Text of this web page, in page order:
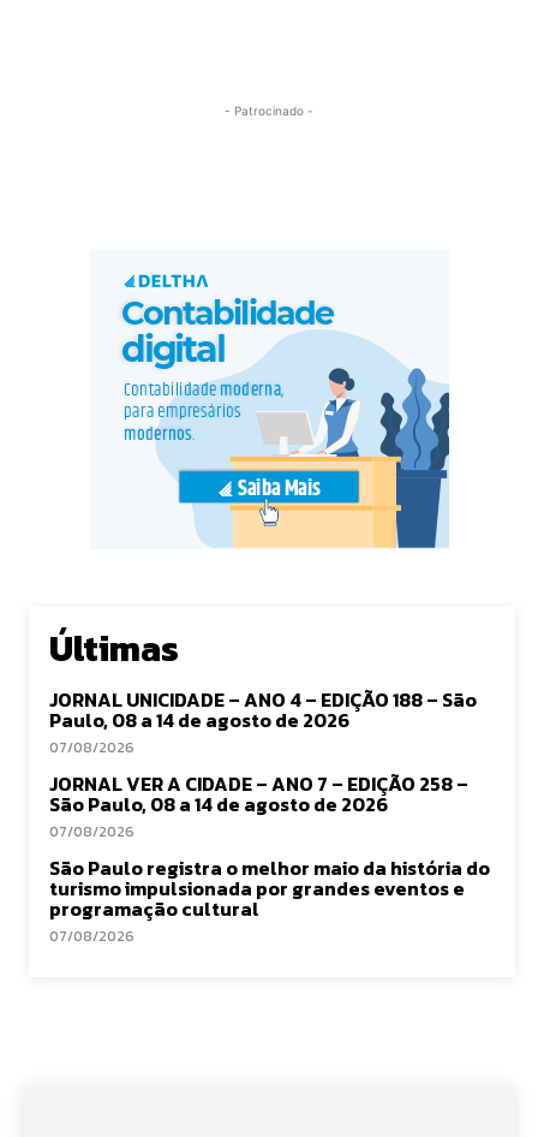
- Patrocinado -
Últimas
JORNAL UNICIDADE – ANO 4 – EDIÇÃO 188 – São
Paulo, 08 a 14 de agosto de 2026
07/08/2026
JORNAL VER A CIDADE – ANO 7 – EDIÇÃO 258 –
São Paulo, 08 a 14 de agosto de 2026
07/08/2026
São Paulo registra o melhor maio da história do
turismo impulsionada por grandes eventos e
programação cultural
07/08/2026